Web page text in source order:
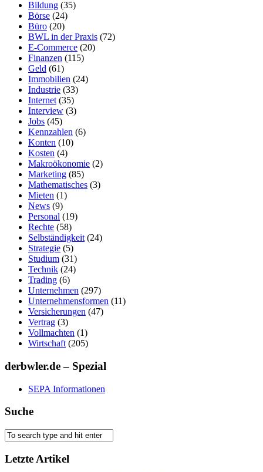
Bildung (35)
Börse (24)
Büro (20)
BWL in der Praxis (72)
E-Commerce (20)
Finanzen (115)
Geld (61)
Immobilien (24)
Industrie (33)
Internet (35)
Interview (3)
Jobs (45)
Kennzahlen (6)
Konten (10)
Kosten (4)
Makroökonomie (2)
Marketing (85)
Mathematisches (3)
Mieten (1)
News (9)
Personal (19)
Rechte (58)
Selbständigkeit (24)
Strategie (5)
Studium (31)
Technik (24)
Trading (6)
Unternehmen (297)
Unternehmensformen (11)
Versicherungen (47)
Vertrag (3)
Vollmachten (1)
Wirtschaft (205)
derbwler.de – Spezial
SEPA Informationen
Suche
Letzte Artikel